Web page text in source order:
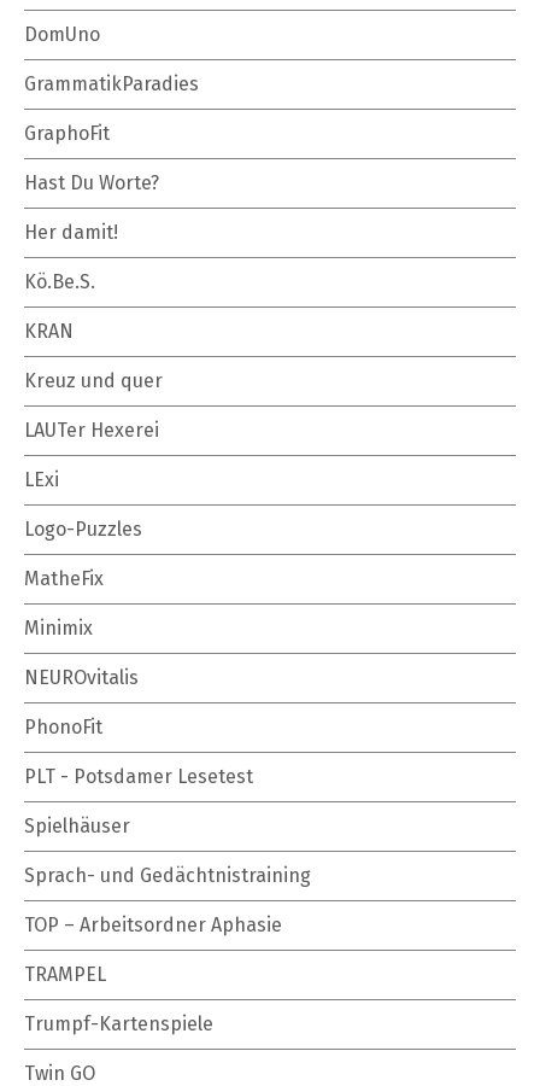
DomUno
GrammatikParadies
GraphoFit
Hast Du Worte?
Her damit!
Kö.Be.S.
KRAN
Kreuz und quer
LAUTer Hexerei
LExi
Logo-Puzzles
MatheFix
Minimix
NEUROvitalis
PhonoFit
PLT - Potsdamer Lesetest
Spielhäuser
Sprach- und Gedächtnistraining
TOP – Arbeitsordner Aphasie
TRAMPEL
Trumpf-Kartenspiele
Twin GO